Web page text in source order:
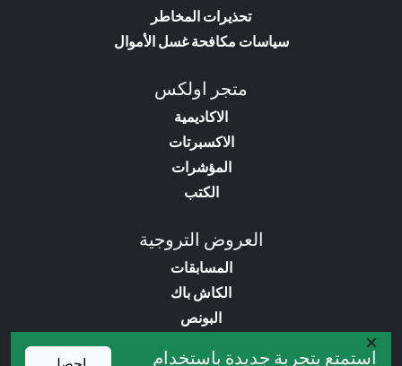
استمتع بتجربة جديدة باستخدام
تحذيرات المخاطر
سياسات مكافحة غسل الأموال
متجر اولكس
الاكاديمية
الاكسبرتات
المؤشرات
الكتب
العروض التروجية
المسابقات
الكاش باك
البونص